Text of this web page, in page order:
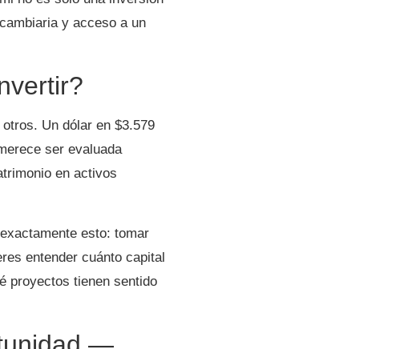
y acceso a un
Un dólar en $3.579
ser evaluada
en activos
esto: tomar
entender cuánto capital
proyectos tienen sentido